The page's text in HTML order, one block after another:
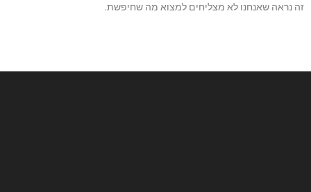
זה נראה שאנחנו לא מצליחים למצוא מה שחיפשת.